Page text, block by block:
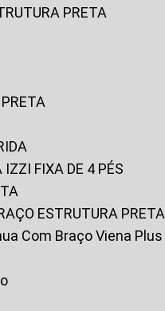
PRETA
IZZI FIXA DE 4 PÉS
ESTRUTURA PRETA
Com Braço Viena Plus